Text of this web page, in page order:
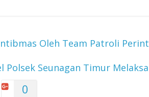
Oleh Team Patroli
Polsek Seunagan Timur
0